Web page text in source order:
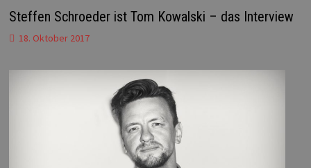
Steffen Schroeder ist Tom Kowalski – das Interview
18. Oktober 2017